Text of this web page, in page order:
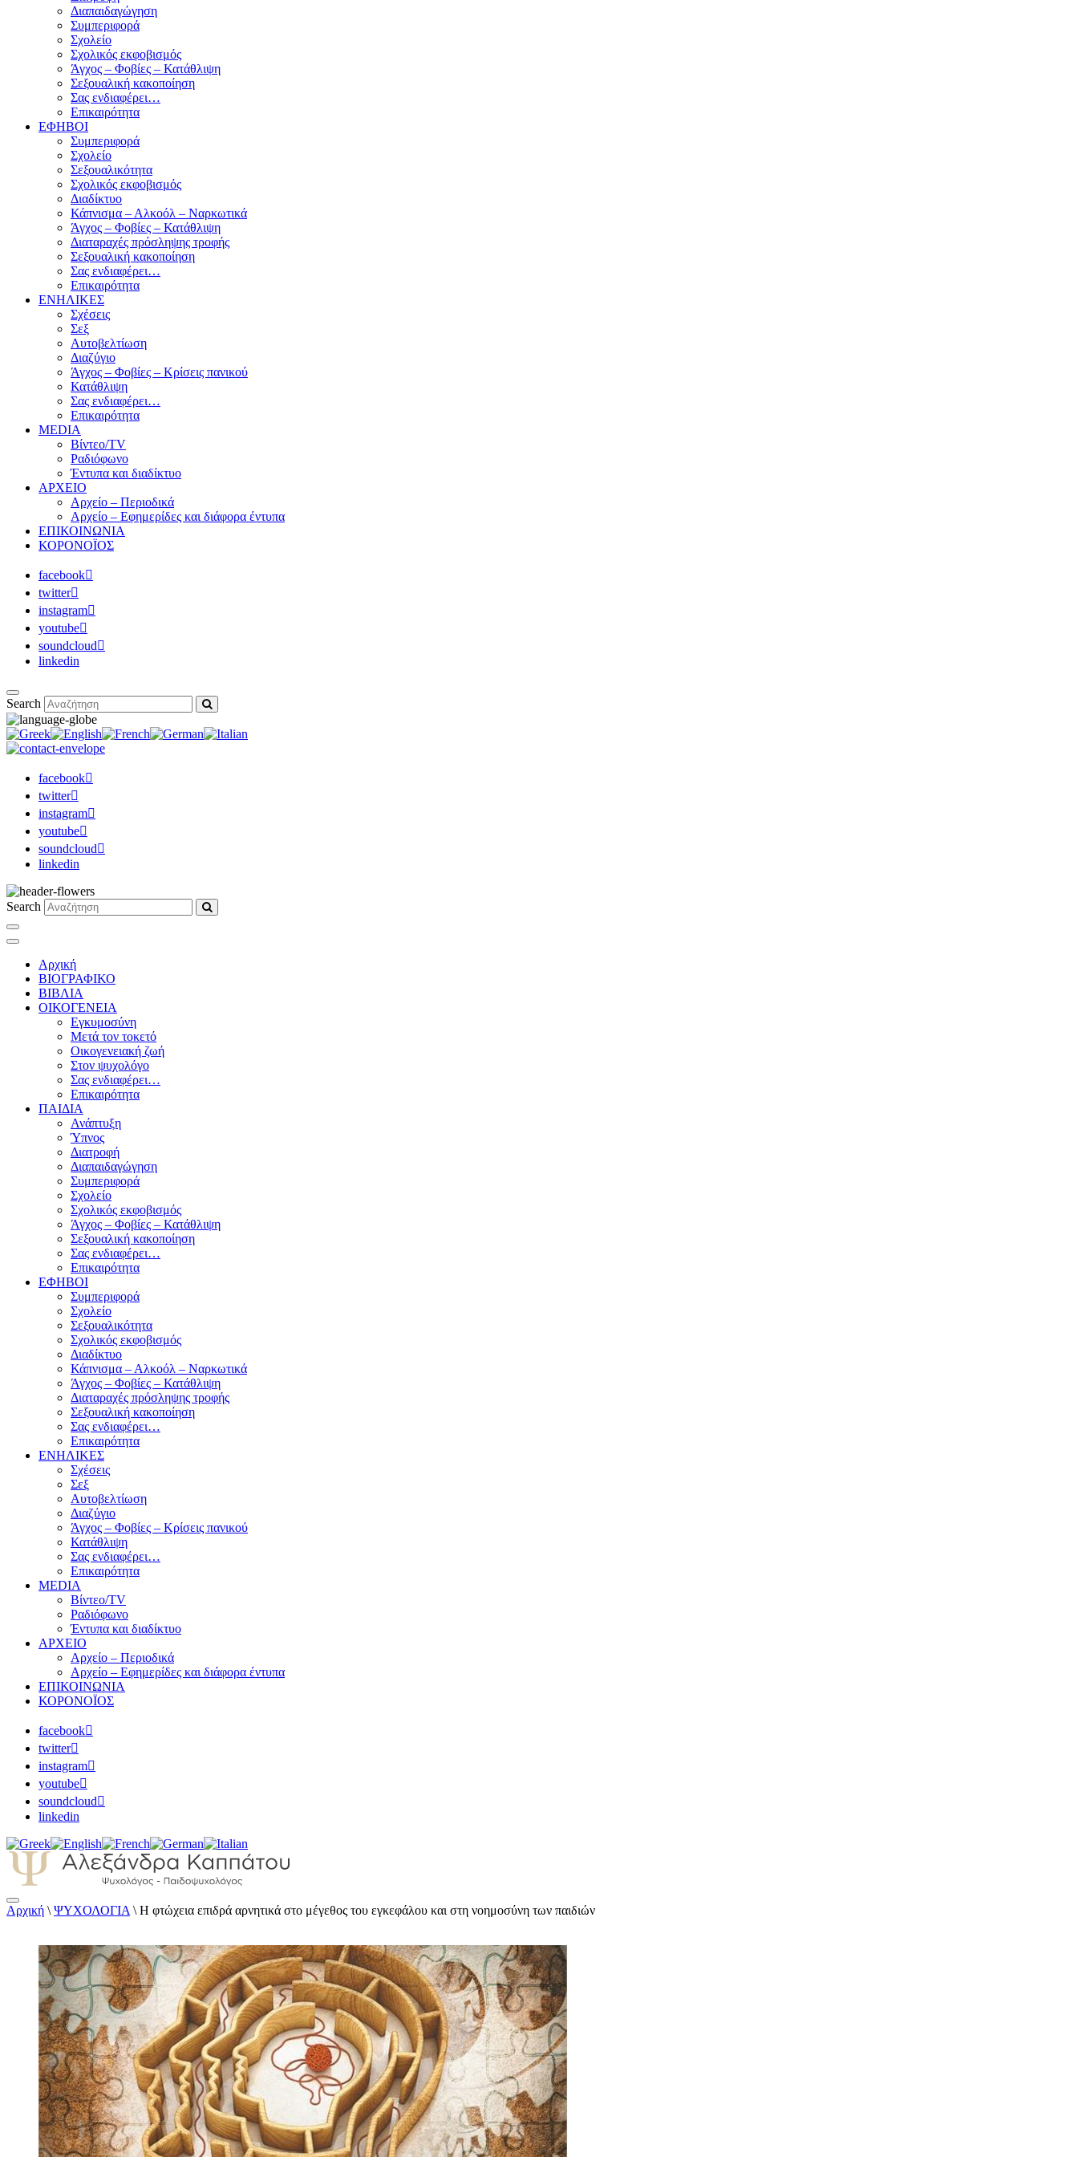
Διαπαιδαγώγηση
Συμπεριφορά
Σχολείο
Σχολικός εκφοβισμός
Άγχος – Φοβίες – Κατάθλιψη
Σεξουαλική κακοποίηση
Σας ενδιαφέρει…
Επικαιρότητα
ΕΦΗΒΟΙ
Συμπεριφορά
Σχολείο
Σεξουαλικότητα
Σχολικός εκφοβισμός
Διαδίκτυο
Κάπνισμα – Αλκοόλ – Ναρκωτικά
Άγχος – Φοβίες – Κατάθλιψη
Διαταραχές πρόσληψης τροφής
Σεξουαλική κακοποίηση
Σας ενδιαφέρει…
Επικαιρότητα
ΕΝΗΛΙΚΕΣ
Σχέσεις
Σεξ
Αυτοβελτίωση
Διαζύγιο
Άγχος – Φοβίες – Κρίσεις πανικού
Κατάθλιψη
Σας ενδιαφέρει…
Επικαιρότητα
MEDIA
Βίντεο/TV
Ραδιόφωνο
Έντυπα και διαδίκτυο
ΑΡΧΕΙΟ
Αρχείο – Περιοδικά
Αρχείο – Εφημερίδες και διάφορα έντυπα
ΕΠΙΚΟΙΝΩΝΙΑ
ΚΟΡΟΝΟΪΟΣ
facebook
twitter
instagram
youtube
soundcloud
linkedin
Search
facebook
twitter
instagram
youtube
soundcloud
linkedin
Search
Αρχική
ΒΙΟΓΡΑΦΙΚΟ
ΒΙΒΛΙΑ
ΟΙΚΟΓΕΝΕΙΑ
Εγκυμοσύνη
Μετά τον τοκετό
Οικογενειακή ζωή
Στον ψυχολόγο
Σας ενδιαφέρει…
Επικαιρότητα
ΠΑΙΔΙΑ
Ανάπτυξη
Ύπνος
Διατροφή
Διαπαιδαγώγηση
Συμπεριφορά
Σχολείο
Σχολικός εκφοβισμός
Άγχος – Φοβίες – Κατάθλιψη
Σεξουαλική κακοποίηση
Σας ενδιαφέρει…
Επικαιρότητα
ΕΦΗΒΟΙ
Συμπεριφορά
Σχολείο
Σεξουαλικότητα
Σχολικός εκφοβισμός
Διαδίκτυο
Κάπνισμα – Αλκοόλ – Ναρκωτικά
Άγχος – Φοβίες – Κατάθλιψη
Διαταραχές πρόσληψης τροφής
Σεξουαλική κακοποίηση
Σας ενδιαφέρει…
Επικαιρότητα
ΕΝΗΛΙΚΕΣ
Σχέσεις
Σεξ
Αυτοβελτίωση
Διαζύγιο
Άγχος – Φοβίες – Κρίσεις πανικού
Κατάθλιψη
Σας ενδιαφέρει…
Επικαιρότητα
MEDIA
Βίντεο/TV
Ραδιόφωνο
Έντυπα και διαδίκτυο
ΑΡΧΕΙΟ
Αρχείο – Περιοδικά
Αρχείο – Εφημερίδες και διάφορα έντυπα
ΕΠΙΚΟΙΝΩΝΙΑ
ΚΟΡΟΝΟΪΟΣ
facebook
twitter
instagram
youtube
soundcloud
linkedin
Αλεξάνδρα Καππάτου Ψυχολόγος – Παιδοψυχολόγος
Αρχική \ ΨΥΧΟΛΟΓΙΑ \ Η φτώχεια επιδρά αρνητικά στο μέγεθος του εγκεφάλου και στη νοημοσύνη των παιδιών